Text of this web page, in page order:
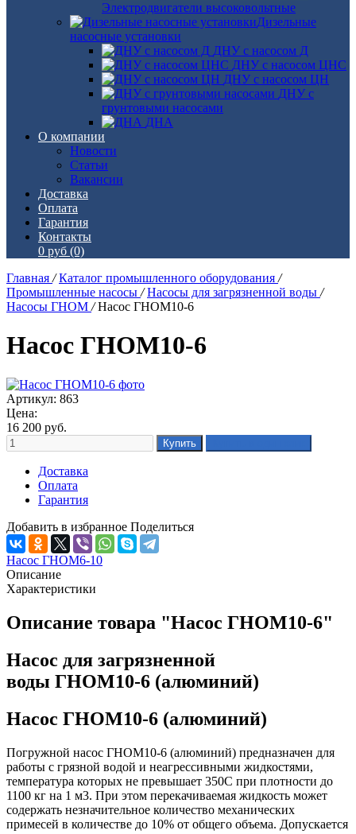
Электродвигатели высоковольтные
Дизельные
насосные установки
ДНУ с насосом Д
ДНУ с насосом ЦНС
ДНУ с насосом ЦН
ДНУ с
грунтовыми насосами
ДНА
О компании
Новости
Статьи
Вакансии
Доставка
Оплата
Гарантия
Контакты
0 руб (0)
Главная / Каталог промышленного оборудования /
Промышленные насосы / Насосы для загрязненной воды /
Насосы ГНОМ / Насос ГНОМ10-6
Насос ГНОМ10-6
Артикул: 863
Цена:
16 200 руб.
Доставка
Оплата
Гарантия
Добавить в избранное Поделиться
Насос ГНОМ6-10
Описание
Характеристики
Описание товара "Насос ГНОМ10-6"
Насос для загрязненной
воды ГНОМ10-6 (алюминий)
Насос ГНОМ10-6 (алюминий)
Погружной насос ГНОМ10-6 (алюминий) предназначен для
работы с грязной водой и неагрессивными жидкостями,
температура которых не превышает 350С при плотности до
1100 кг на 1 м3. При этом перекачиваемая жидкость может
содержать незначительное количество механических
примесей в количестве до 10% от общего объема. Допускается